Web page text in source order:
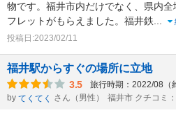
物です。福井市内だけでなく、県内全
フレットがもらえました。福井鉄
投稿日:2023/02/11
福井駅からすぐの場所に立地
3.5 旅行時期：2022/08（
by てくてく さん（男性） 福井市 クチコミ